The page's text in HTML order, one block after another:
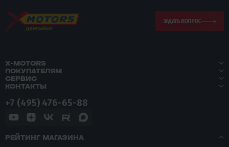
ЗАДАТЬ ВОПРОС
X-MOTORS
ПОКУПАТЕЛЯМ
СЕРВИС
КОНТАКТЫ
+7 (495) 476-65-88
РЕЙТИНГ МАГАЗИНА